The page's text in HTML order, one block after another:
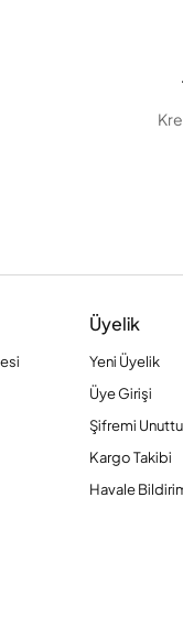
Üyelik
Yeni Üyelik
Üye Girişi
Şifremi
Kargo Takibi
Havale